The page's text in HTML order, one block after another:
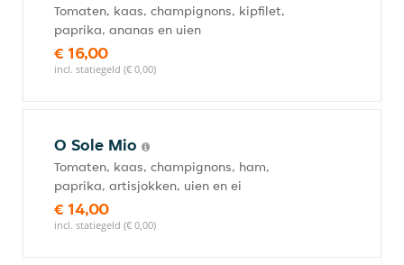
Tomaten, kaas, champignons, kipfilet,
paprika, ananas en uien
€ 16,00
incl. statiegeld (€ 0,00)
O Sole Mio
Tomaten, kaas, champignons, ham,
paprika, artisjokken, uien en ei
€ 14,00
incl. statiegeld (€ 0,00)